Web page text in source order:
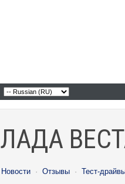
ЛАДА
Новости · Отзывы · Тест-